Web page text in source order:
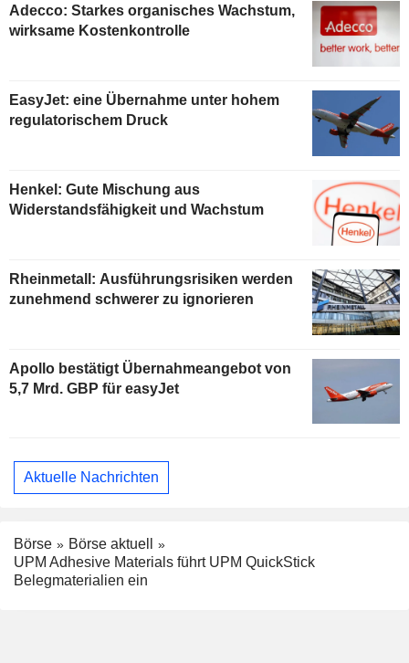
Adecco: Starkes organisches Wachstum,
wirksame Kostenkontrolle
EasyJet: eine Übernahme unter hohem
regulatorischem Druck
Henkel: Gute Mischung aus
Widerstandsfähigkeit und Wachstum
Rheinmetall: Ausführungsrisiken werden
zunehmend schwerer zu ignorieren
Apollo bestätigt Übernahmeangebot von
5,7 Mrd. GBP für easyJet
Aktuelle Nachrichten
Börse
Börse aktuell
UPM Adhesive Materials führt UPM QuickStick
Belegmaterialien ein